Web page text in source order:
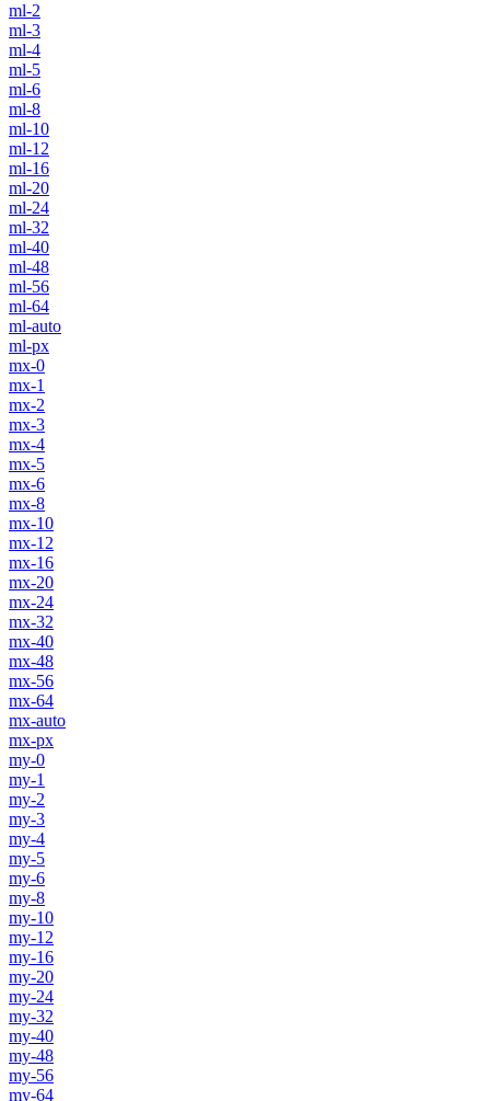
ml-2
ml-3
ml-4
ml-5
ml-6
ml-8
ml-10
ml-12
ml-16
ml-20
ml-24
ml-32
ml-40
ml-48
ml-56
ml-64
ml-auto
ml-px
mx-0
mx-1
mx-2
mx-3
mx-4
mx-5
mx-6
mx-8
mx-10
mx-12
mx-16
mx-20
mx-24
mx-32
mx-40
mx-48
mx-56
mx-64
mx-auto
mx-px
my-0
my-1
my-2
my-3
my-4
my-5
my-6
my-8
my-10
my-12
my-16
my-20
my-24
my-32
my-40
my-48
my-56
my-64